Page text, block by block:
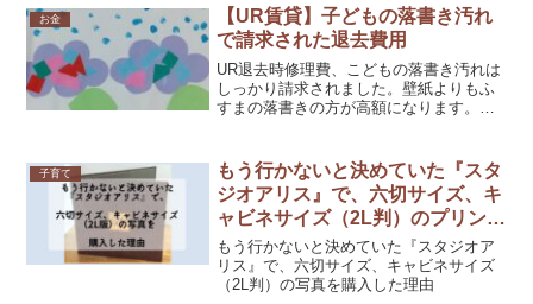
題や情報収集の重要性を学びました。
お金
【UR賃貸】子どもの落書き汚れ
で請求された退去費用
UR退去時修理費、こどもの落書き汚れは
しっかり請求されました。壁紙よりもふ
すまの落書きの方が高額になります。入
子育て
もう行かないと決めていた『スタ
ジオアリス』で、六切サイズ、キ
ャビネサイズ（2L判）のプリント
のみ購入した理由
もう行かないと決めていた『スタジオア
リス』で、六切サイズ、キャビネサイズ
（2L判）の写真を購入した理由